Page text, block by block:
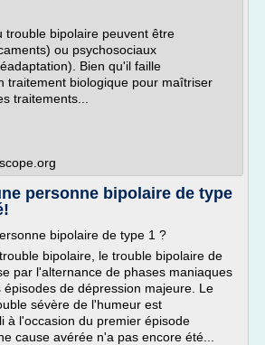
trouble bipolaire peuvent être
ou psychosociaux
Bien qu'il faille
traitement biologique pour maîtriser
traitements...
personne bipolaire de type
bipolaire de type 1 ?
bipolaire, le trouble bipolaire de
par l'alternance de phases maniaques
épisodes de dépression majeure. Le
sévère de l'humeur est
à l'occasion du premier épisode
cause avérée n'a pas encore été...